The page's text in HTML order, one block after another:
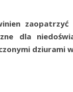
dla
dziurami